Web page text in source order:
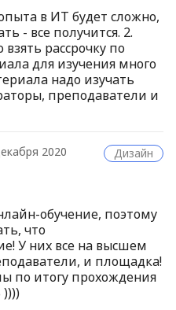
в ИТ будет сложно,
- все получится. 2.
рассрочку по
для изучения много
надо изучать
преподаватели и
2020 Дизайн
обучение, поэтому
что
У них все на высшем
и площадка!
по итогу прохождения